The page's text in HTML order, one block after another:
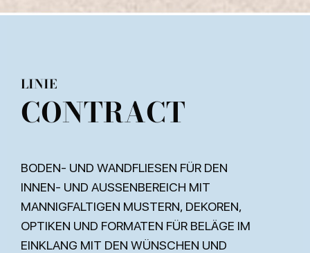
LINIE
CONTRACT
BODEN- UND WANDFLIESEN FÜR DEN
INNEN- UND AUSSENBEREICH MIT
MANNIGFALTIGEN MUSTERN, DEKOREN,
OPTIKEN UND FORMATEN FÜR BELÄGE IM
EINKLANG MIT DEN WÜNSCHEN UND